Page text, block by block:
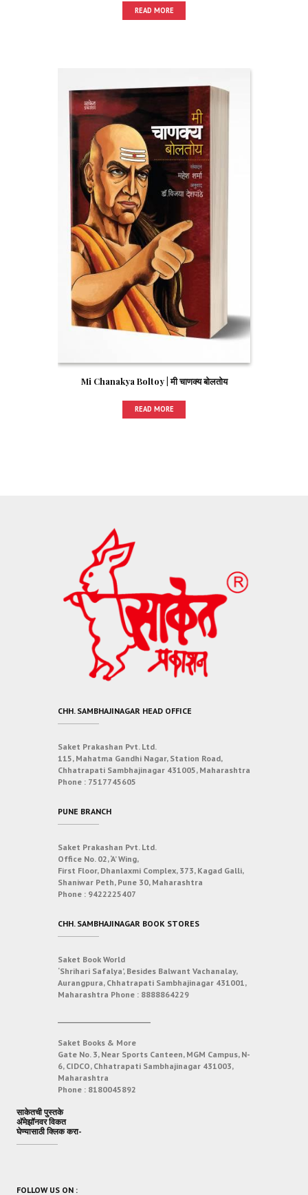
READ MORE
Mi Chanakya Boltoy | मी चाणक्य बोलतोय
READ MORE
CHH. SAMBHAJINAGAR HEAD OFFICE
Saket Prakashan Pvt. Ltd.
115, Mahatma Gandhi Nagar, Station Road,
Chhatrapati Sambhajinagar 431005, Maharashtra
Phone : 7517745605
PUNE BRANCH
Saket Prakashan Pvt. Ltd.
Office No. 02, ‘A’ Wing,
First Floor, Dhanlaxmi Complex, 373, Kagad Galli,
Shaniwar Peth, Pune 30, Maharashtra
Phone : 9422225407
CHH. SAMBHAJINAGAR BOOK STORES
Saket Book World
‘Shrihari Safalya’, Besides Balwant Vachanalay,
Aurangpura, Chhatrapati Sambhajinagar 431001,
Maharashtra Phone : 8888864229
Saket Books & More
Gate No. 3, Near Sports Canteen, MGM Campus, N-
6, CIDCO, Chhatrapati Sambhajinagar 431003,
Maharashtra
Phone : 8180045892
साकेतची पुस्तके
अ‍ॅमेझॉनवर विकत
घेण्यासाठी क्लिक करा-
FOLLOW US ON :